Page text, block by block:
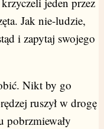
Jak nie-ludzie,
i zapytaj swojego
Nikt by go
ruszył w drogę
pobrzmiewały